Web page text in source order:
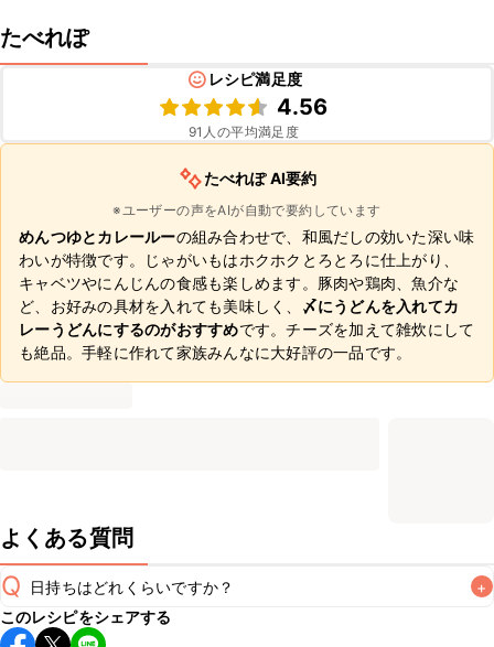
たべれぽ
レシピ満足度
4.56
91 人の平均満足度
たべれぽ AI要約
※ユーザーの声をAIが自動で要約しています
めんつゆとカレールーの組み合わせで、和風だしの効いた深い味
わいが特徴です。じゃがいもはホクホクとろとろに仕上がり、
キャベツやにんじんの食感も楽しめます。豚肉や鶏肉、魚介な
ど、お好みの具材を入れても美味しく、 〆にうどんを入れてカ
レーうどんにするのがおすすめです。チーズを加えて雑炊にして
も絶品。手軽に作れて家族みんなに大好評の一品です。
よくある質問
Q 日持ちはどれくらいですか？ +
保存期間は冷蔵で翌日中が目安です。なるべくお早めにお召
このレシピをシェアする